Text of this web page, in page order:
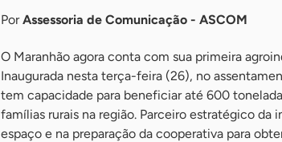
PorAssessoria de Comunicação - ASCOM
O Maranhão agora conta com sua primeira
Inaugurada nesta terça-feira (26), no
tem capacidade para beneficiar até 600
famílias rurais na região. Parceiro estratégico
espaço e na preparação da cooperativa para